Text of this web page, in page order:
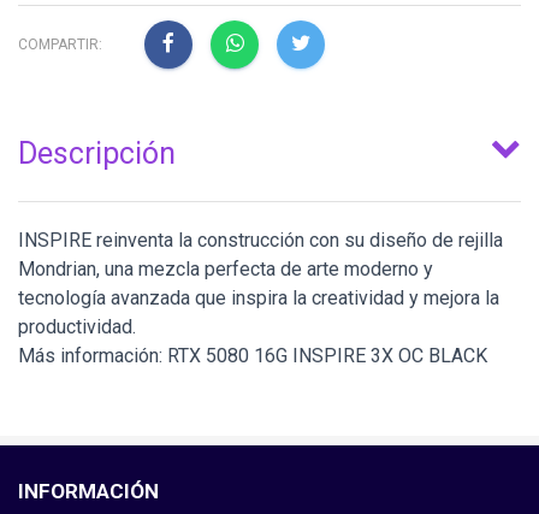
COMPARTIR:
Descripción
INSPIRE reinventa la construcción con su diseño de rejilla
Mondrian, una mezcla perfecta de arte moderno y
tecnología avanzada que inspira la creatividad y mejora la
productividad.
Más información: RTX 5080 16G INSPIRE 3X OC BLACK
INFORMACIÓN